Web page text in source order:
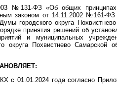
№131-ФЗ «Об общих принципах
законом от 14.11.2002 №161-
городского округа
принятия решений об
и муниципальных
округа Похвистнево Самарской
с 01.01.2024 года согласно